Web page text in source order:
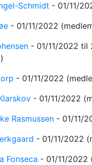
Schmidt - 01/11/
- 01/11/2022
- 01/11/2022 til
- 01/11/2022
- 01/11/2022
Rasmussen - 01/11/
- 01/11/2022
Fonseca - 01/11/2022